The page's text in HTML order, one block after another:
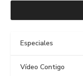
Especiales
Vídeo Contigo